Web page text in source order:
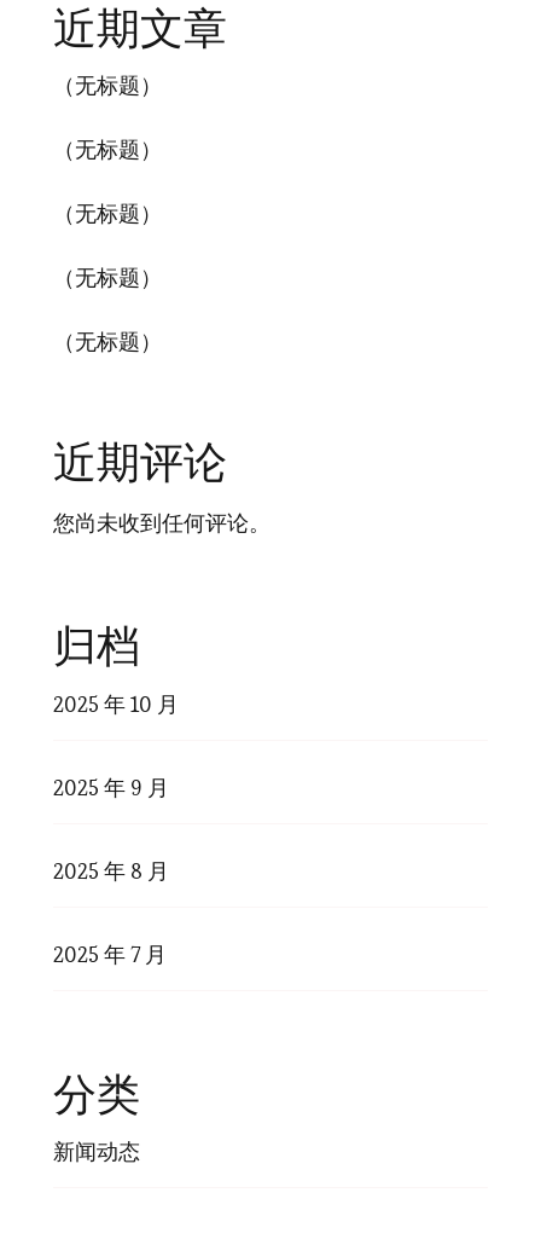
近期文章
（无标题）
（无标题）
（无标题）
（无标题）
（无标题）
近期评论
您尚未收到任何评论。
归档
2025 年 10 月
2025 年 9 月
2025 年 8 月
2025 年 7 月
分类
新闻动态